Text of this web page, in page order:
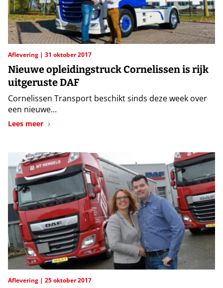
Aflevering 31 oktober 2017
Nieuwe opleidingstruck Cornelissen is rijk
uitgeruste DAF
Cornelissen Transport beschikt sinds deze week over
een nieuwe...
Lees meer
Aflevering 25 oktober 2017